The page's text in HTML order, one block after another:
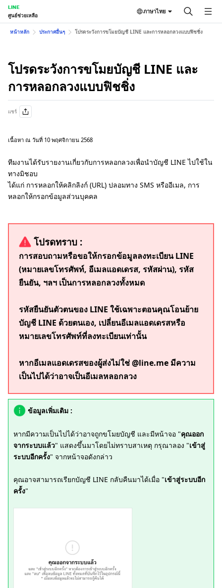
LINE
ศูนย์ช่วยเหลือ
ภาษาไทย
หน้าหลัก ประกาศอื่นๆ โปรดระวังการขโมยบัญชี LINE และการหลอกลวงแบบฟิชชิ่ง
โปรดระวังการขโมยบัญชี LINE และ
การหลอกลวงแบบฟิชชิ่ง
แชร์
เนื้อหา ณ วันที่ 10 พฤศจิกายน 2568
ทีมงานได้รับรายงานเกี่ยวกับการหลอกลวงเพื่อนำบัญชี LINE ไปใช้ใน
ทางมิชอบ
ได้แก่ การหลอกให้คลิกลิงก์ (URL) ปลอมทาง SMS หรืออีเมล, การ
หลอกให้กรอกข้อมูลส่วนบุคคล
โปรดทราบ :
การสอบถามหรือขอให้กรอกข้อมูลลงทะเบียน LINE
(หมายเลขโทรศัพท์, อีเมลแอดเดรส, รหัสผ่าน), รหัส
ยืนยัน, ฯลฯ เป็นการหลอกลวงทั้งหมด
รหัสยืนยันตัวตนของ LINE ใช้เฉพาะตอนคุณโอนย้าย
บัญชี LINE ด้วยตนเอง, เปลี่ยนอีเมลแอดเดรสหรือ
หมายเลขโทรศัพท์ที่ลงทะเบียนเท่านั้น
หากอีเมลแอดเดรสของผู้ส่งไม่ใช่ @line.me มีความ
เป็นไปได้ว่าอาจเป็นอีเมลหลอกลวง
ข้อมูลเพิ่มเติม :
หากมีความเป็นไปได้ว่าอาจถูกขโมยบัญชี และมีหน้าจอ "คุณออก
จากระบบแล้ว" แสดงขึ้นมาโดยไม่ทราบสาเหตุ กรุณาลอง "เข้าสู่
ระบบอีกครั้ง" จากหน้าจอดังกล่าว
คุณอาจสามารถเรียกบัญชี LINE กลับคืนมาได้เมื่อ "เข้าสู่ระบบอีก
ครั้ง"